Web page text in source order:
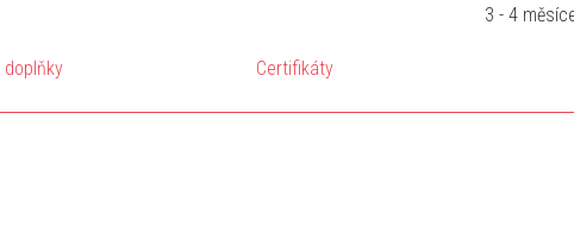
3 - 4
doplňky Certifikáty